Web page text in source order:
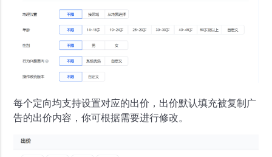
每个定向均支持设置对应的出价，出价默认填充被复制广
告的出价内容，你可根据需要进行修改。